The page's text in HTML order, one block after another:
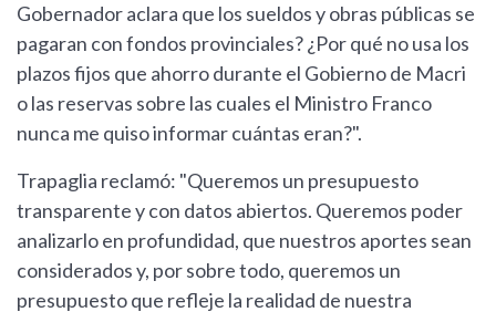
Gobernador aclara que los sueldos y obras públicas se
pagaran con fondos provinciales? ¿Por qué no usa los
plazos fijos que ahorro durante el Gobierno de Macri
o las reservas sobre las cuales el Ministro Franco
nunca me quiso informar cuántas eran?".
Trapaglia reclamó: "Queremos un presupuesto
transparente y con datos abiertos. Queremos poder
analizarlo en profundidad, que nuestros aportes sean
considerados y, por sobre todo, queremos un
presupuesto que refleje la realidad de nuestra